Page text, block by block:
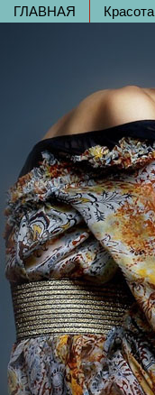
ГЛАВНАЯ Красота